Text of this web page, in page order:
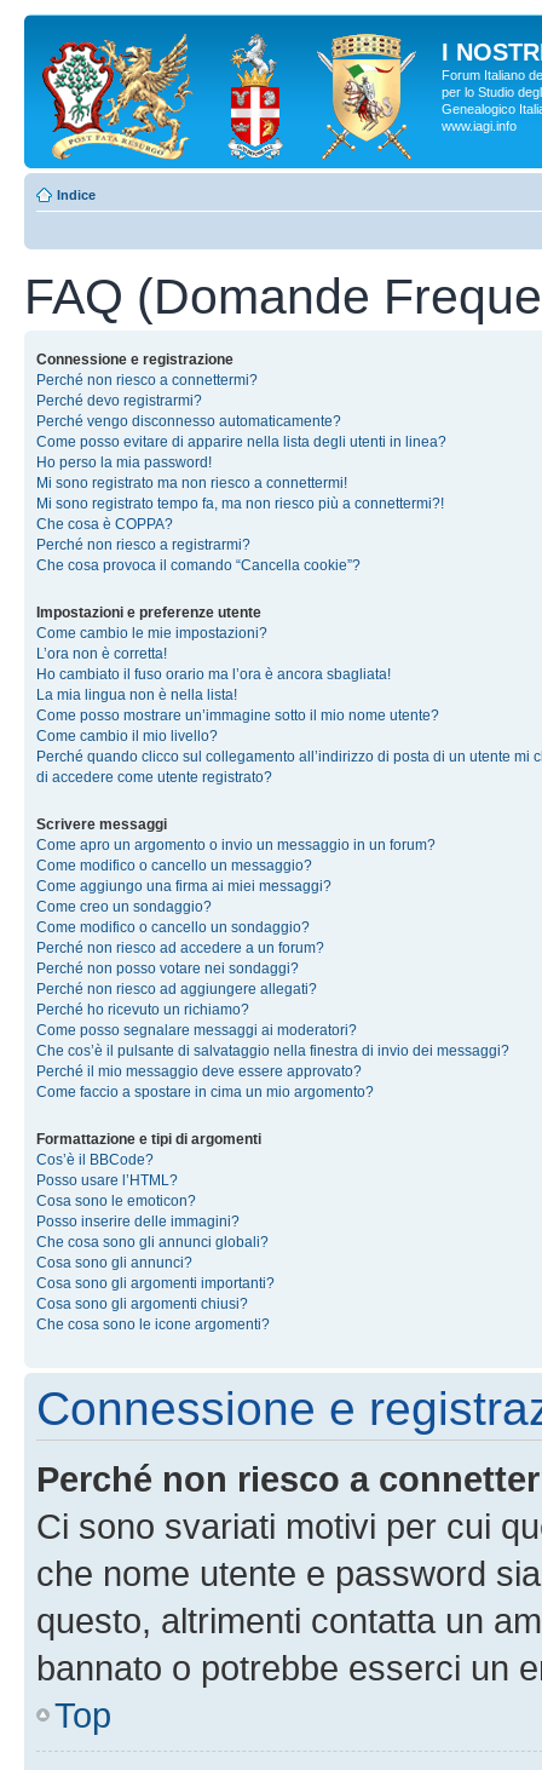
I
Forum Italiano
per lo Studio
Genealogico
www.iagi.info
Indice
FAQ (Domande
Connessione e registrazione
Perché non riesco a connettermi?
Perché devo registrarmi?
Perché vengo disconnesso automaticamente?
Come posso evitare di apparire nella lista degli utenti in linea?
Ho perso la mia password!
Mi sono registrato ma non riesco a connettermi!
Mi sono registrato tempo fa, ma non riesco più a connettermi?!
Che cosa è COPPA?
Perché non riesco a registrarmi?
Che cosa provoca il comando “Cancella cookie”?
Impostazioni e preferenze utente
Come cambio le mie impostazioni?
L’ora non è corretta!
Ho cambiato il fuso orario ma l’ora è ancora sbagliata!
La mia lingua non è nella lista!
Come posso mostrare un’immagine sotto il mio nome utente?
Come cambio il mio livello?
Perché quando clicco sul collegamento all’indirizzo di posta di un utente mi
di accedere come utente registrato?
Scrivere messaggi
Come apro un argomento o invio un messaggio in un forum?
Come modifico o cancello un messaggio?
Come aggiungo una firma ai miei messaggi?
Come creo un sondaggio?
Come modifico o cancello un sondaggio?
Perché non riesco ad accedere a un forum?
Perché non posso votare nei sondaggi?
Perché non riesco ad aggiungere allegati?
Perché ho ricevuto un richiamo?
Come posso segnalare messaggi ai moderatori?
Che cos’è il pulsante di salvataggio nella finestra di invio dei messaggi?
Perché il mio messaggio deve essere approvato?
Come faccio a spostare in cima un mio argomento?
Formattazione e tipi di argomenti
Cos’è il BBCode?
Posso usare l’HTML?
Cosa sono le emoticon?
Posso inserire delle immagini?
Che cosa sono gli annunci globali?
Cosa sono gli annunci?
Cosa sono gli argomenti importanti?
Cosa sono gli argomenti chiusi?
Che cosa sono le icone argomenti?
Connessione e
Perché non riesco a
Ci sono svariati motivi per cui
che nome utente e password
questo, altrimenti contatta un
bannato o potrebbe esserci un
Top